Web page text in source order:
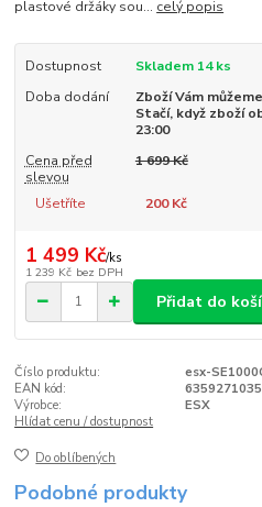
plastové držáky sou... celý popis
Dostupnost
Skladem 14 ks
Doba dodání
Zboží Vám
Stačí, když zboží
23:00
Cena před
slevou
1 699 Kč
Ušetříte 200 Kč
1 499 Kč/ks
1 239 Kč bez DPH
Přidat do
Číslo produktu:
esx-
EAN kód:
Výrobce:
ESX
Hlídat cenu / dostupnost
Do oblíbených
Podobné produkty